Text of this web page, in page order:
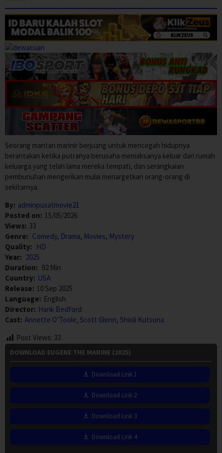
Seorang mantan marinir berjuang untuk mencegah hidupnya
berantakan ketika putranya berusaha memaksanya keluar dari rumah
keluarga yang telah lama mereka tempati, dan serangkaian
pembunuhan mengerikan mulai menargetkan orang-orang di
sekitarnya.
By: adminpusatmovie21
Posted on: 15/05/2026
Views: 33
Genre: Comedy, Drama, Movies, Mystery
Quality: HD
Year: 2025
Duration: 92 Min
Country: USA
Release: 10 Sep 2025
Language: English
Director: Hank Bedford
Cast: Annette O’Toole, Scott Glenn, Shioli Kutsuna
Post Views: 33
DOWNLOAD EUGENE THE MARINE (2025)
Download Link 1
Download Link 2
Download Link 3
Download Link 4